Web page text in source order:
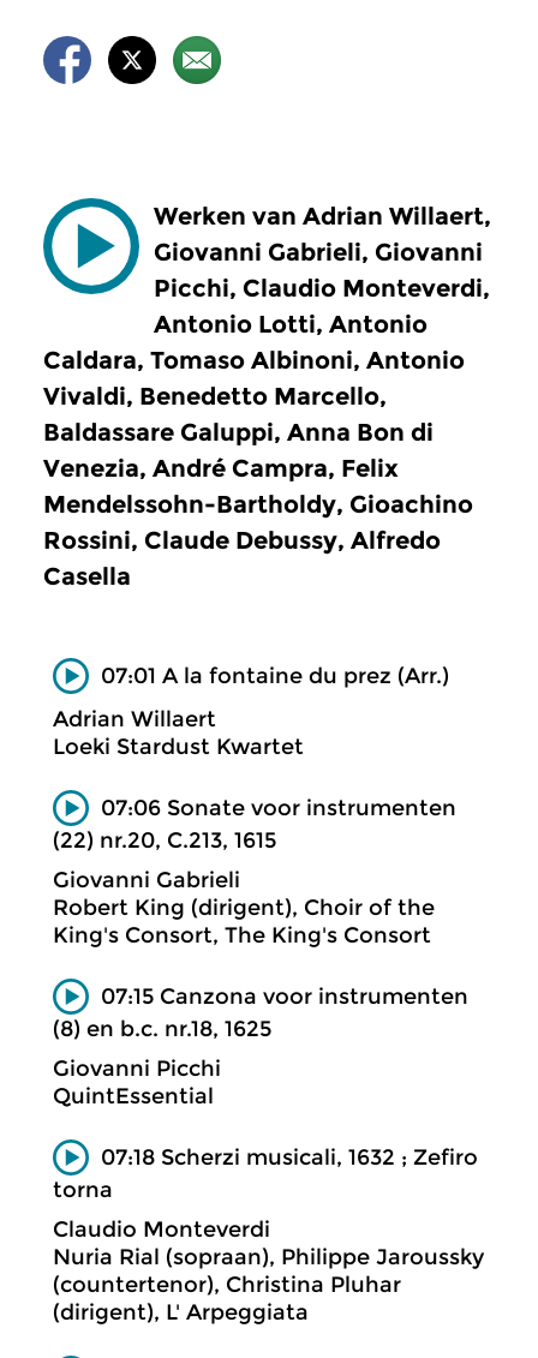
Werken van Adrian Willaert,
Giovanni Gabrieli, Giovanni
Picchi, Claudio Monteverdi,
Antonio Lotti, Antonio
Caldara, Tomaso Albinoni, Antonio
Vivaldi, Benedetto Marcello,
Baldassare Galuppi, Anna Bon di
Venezia, André Campra, Felix
Mendelssohn-Bartholdy, Gioachino
Rossini, Claude Debussy, Alfredo
Casella
07:01 A la fontaine du prez (Arr.)
Adrian Willaert
Loeki Stardust Kwartet
07:06 Sonate voor instrumenten
(22) nr.20, C.213, 1615
Giovanni Gabrieli
Robert King (dirigent), Choir of the
King's Consort, The King's Consort
07:15 Canzona voor instrumenten
(8) en b.c. nr.18, 1625
Giovanni Picchi
QuintEssential
07:18 Scherzi musicali, 1632 ; Zefiro
torna
Claudio Monteverdi
Nuria Rial (sopraan), Philippe Jaroussky
(countertenor), Christina Pluhar
(dirigent), L' Arpeggiata